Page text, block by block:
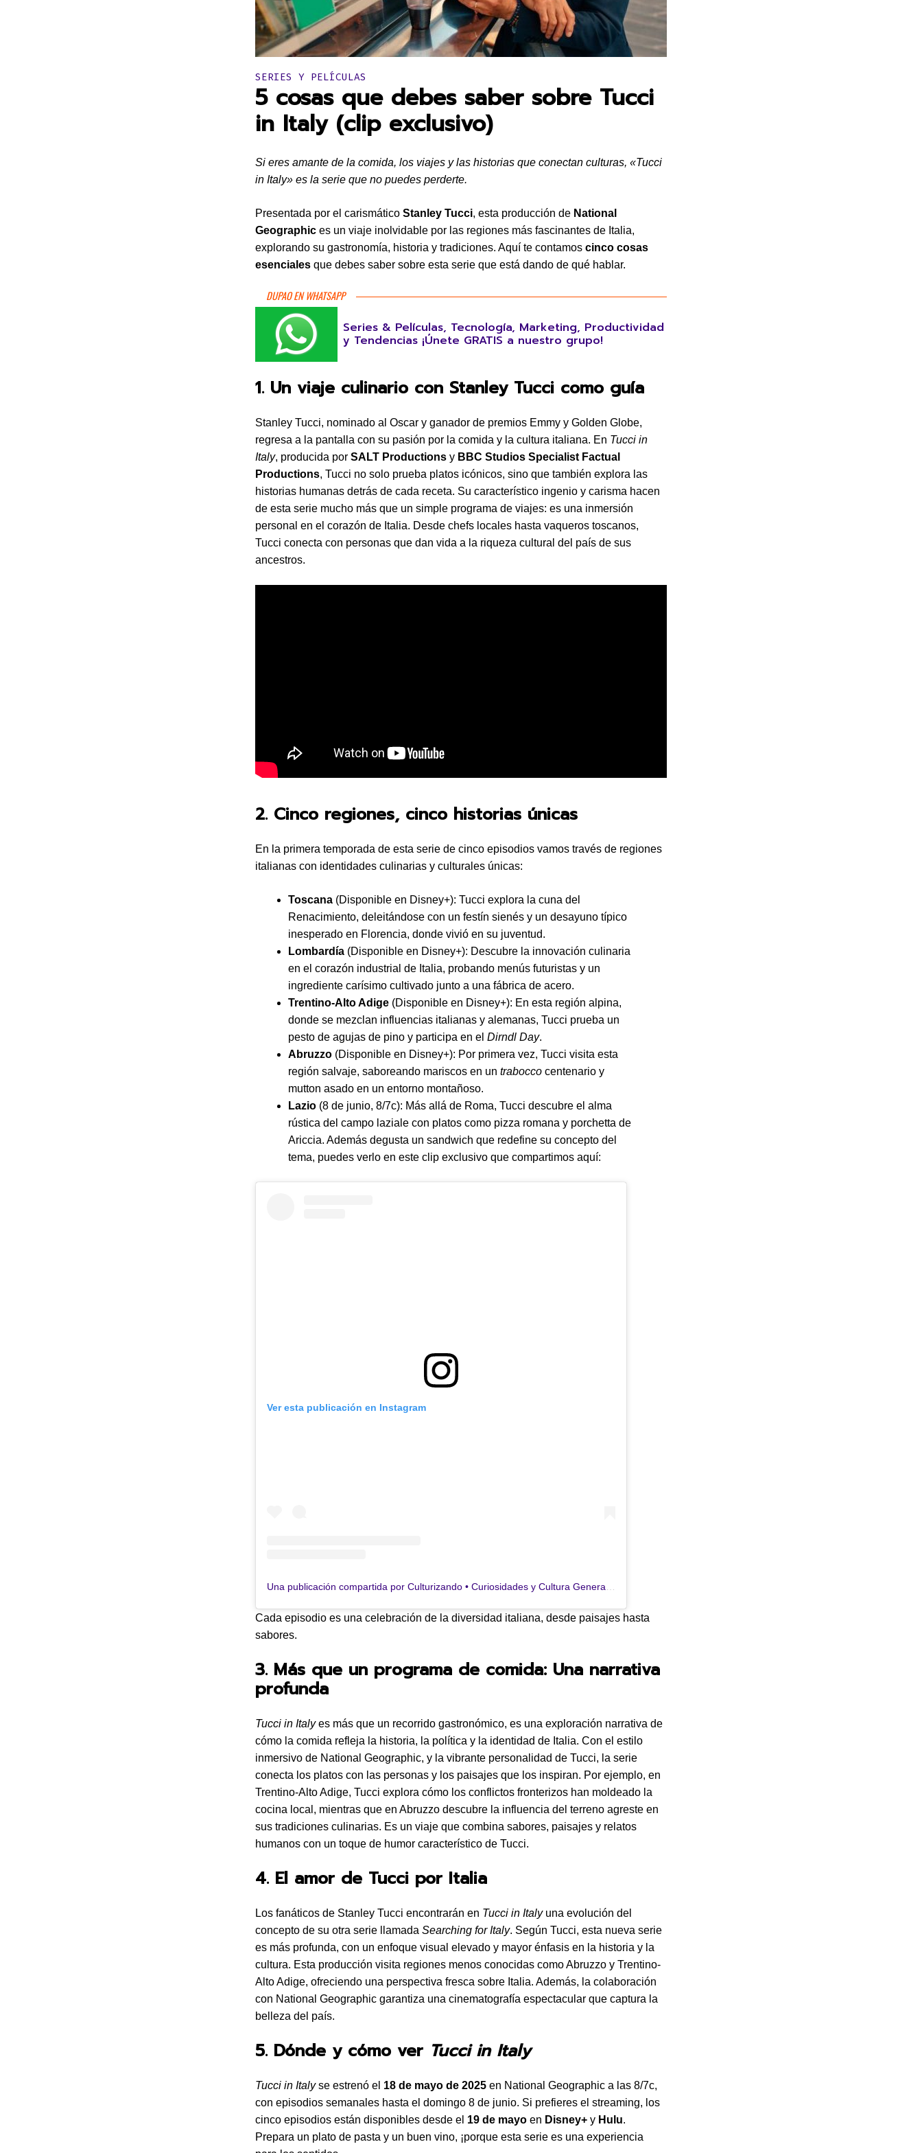
Publicado en:
SERIES Y PELÍCULAS
5 cosas que debes saber sobre Tucci
in Italy (clip exclusivo)
Si eres amante de la comida, los viajes y las historias que conectan culturas, «Tucci
in Italy» es la serie que no puedes perderte.
Presentada por el carismático Stanley Tucci, esta producción de National
Geographic es un viaje inolvidable por las regiones más fascinantes de Italia,
explorando su gastronomía, historia y tradiciones. Aquí te contamos cinco cosas
esenciales que debes saber sobre esta serie que está dando de qué hablar.
DUPAO EN WHATSAPP
Series & Películas, Tecnología, Marketing, Productividad
y Tendencias ¡Únete GRATIS a nuestro grupo!
1. Un viaje culinario con Stanley Tucci como guía
Stanley Tucci, nominado al Oscar y ganador de premios Emmy y Golden Globe,
regresa a la pantalla con su pasión por la comida y la cultura italiana. En Tucci in
Italy, producida por SALT Productions y BBC Studios Specialist Factual
Productions, Tucci no solo prueba platos icónicos, sino que también explora las
historias humanas detrás de cada receta. Su característico ingenio y carisma hacen
de esta serie mucho más que un simple programa de viajes: es una inmersión
personal en el corazón de Italia. Desde chefs locales hasta vaqueros toscanos,
Tucci conecta con personas que dan vida a la riqueza cultural del país de sus
ancestros.
2. Cinco regiones, cinco historias únicas
En la primera temporada de esta serie de cinco episodios vamos través de regiones
italianas con identidades culinarias y culturales únicas:
Toscana (Disponible en Disney+): Tucci explora la cuna del
Renacimiento, deleitándose con un festín sienés y un desayuno típico
inesperado en Florencia, donde vivió en su juventud.
Lombardía (Disponible en Disney+): Descubre la innovación culinaria
en el corazón industrial de Italia, probando menús futuristas y un
ingrediente carísimo cultivado junto a una fábrica de acero.
Trentino-Alto Adige (Disponible en Disney+): En esta región alpina,
donde se mezclan influencias italianas y alemanas, Tucci prueba un
pesto de agujas de pino y participa en el Dirndl Day.
Abruzzo (Disponible en Disney+): Por primera vez, Tucci visita esta
región salvaje, saboreando mariscos en un trabocco centenario y
mutton asado en un entorno montañoso.
Lazio (8 de junio, 8/7c): Más allá de Roma, Tucci descubre el alma
rústica del campo laziale con platos como pizza romana y porchetta de
Ariccia. Además degusta un sandwich que redefine su concepto del
tema, puedes verlo en este clip exclusivo que compartimos aquí:
Ver esta publicación en Instagram
Cada episodio es una celebración de la diversidad italiana, desde paisajes hasta
sabores.
3. Más que un programa de comida: Una narrativa
profunda
Tucci in Italyes más que un recorrido gastronómico, es una exploración narrativa de
cómo la comida refleja la historia, la política y la identidad de Italia. Con el estilo
inmersivo de National Geographic, y la vibrante personalidad de Tucci, la serie
conecta los platos con las personas y los paisajes que los inspiran. Por ejemplo, en
Trentino-Alto Adige, Tucci explora cómo los conflictos fronterizos han moldeado la
cocina local, mientras que en Abruzzo descubre la influencia del terreno agreste en
sus tradiciones culinarias. Es un viaje que combina sabores, paisajes y relatos
humanos con un toque de humor característico de Tucci.
4. El amor de Tucci por Italia
Los fanáticos de Stanley Tucci encontrarán en Tucci in Italyuna evolución del
concepto de su otra serie llamada Searching for Italy. Según Tucci, esta nueva serie
es más profunda, con un enfoque visual elevado y mayor énfasis en la historia y la
cultura. Esta producción visita regiones menos conocidas como Abruzzo y Trentino-
Alto Adige, ofreciendo una perspectiva fresca sobre Italia. Además, la colaboración
con National Geographic garantiza una cinematografía espectacular que captura la
belleza del país.
5. Dónde y cómo ver Tucci in Italy
Tucci in Italyse estrenó el 18 de mayo de 2025 en National Geographic a las 8/7c,
con episodios semanales hasta el domingo 8 de junio. Si prefieres el streaming, los
cinco episodios están disponibles desde el 19 de mayo en Disney+ y Hulu.
Prepara un plato de pasta y un buen vino, ¡porque esta serie es una experiencia